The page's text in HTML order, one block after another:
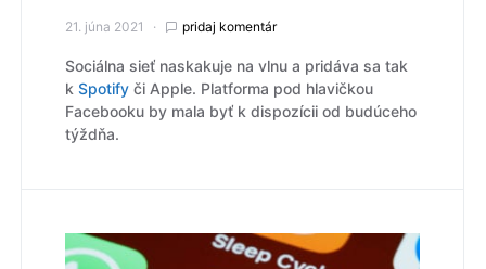
21. júna 2021 pridaj komentár
Sociálna sieť naskakuje na vlnu a pridáva sa tak
k Spotify či Apple. Platforma pod hlavičkou
Facebooku by mala byť k dispozícii od budúceho
týždňa.